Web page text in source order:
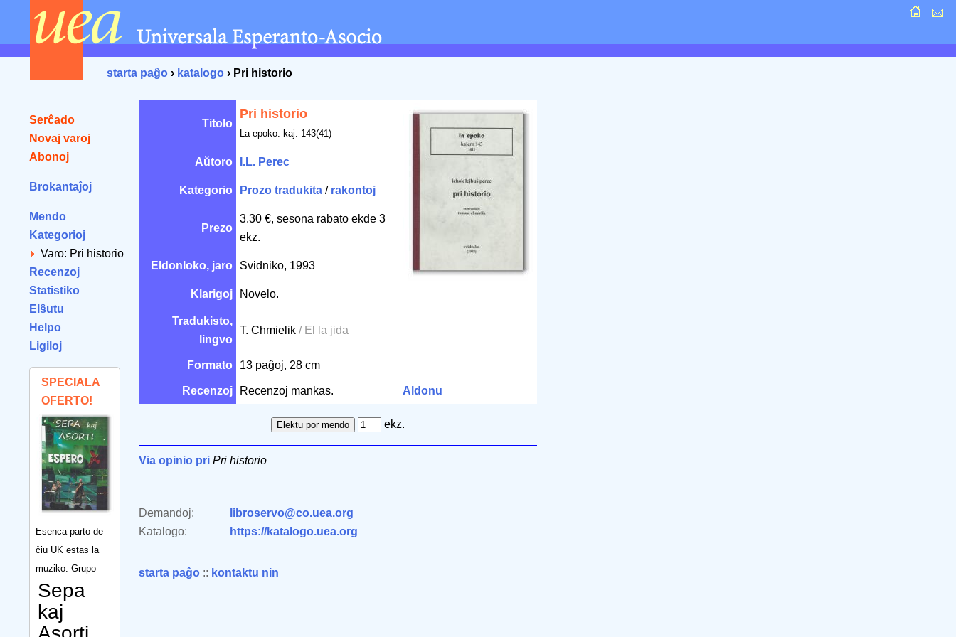
starta paĝo › katalogo › Pri historio
Serĉado
Novaj varoj
Abonoj
Brokantaĵoj
Mendo
Kategorioj
Varo: Pri historio
Recenzoj
Statistiko
Elŝutu
Helpo
Ligiloj
SPECIALA
OFERTO!
Esenca parto de
ĉiu UK estas la
muziko. Grupo
Sepa
kaj
Titolo
Pri historio
La epoko: kaj. 143(41)
Aŭtoro I.L. Perec
Kategorio Prozo tradukita / rakontoj
Prezo
3.30 €, sesona rabato ekde 3
ekz.
Eldonloko, jaro Svidniko, 1993
Klarigoj Novelo.
Tradukisto,
lingvo
T. Chmielik / El la jida
Formato 13 paĝoj, 28 cm
Recenzoj Recenzoj mankas. Aldonu
ekz.
Via opinio pri Pri historio
Demandoj:
libroservo@co.uea.org
Katalogo:
https://katalogo.uea.org
starta paĝo :: kontaktu nin